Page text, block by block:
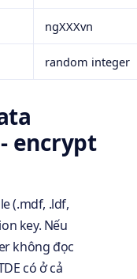
ngXXXvn
random integer
encrypt
(.mdf, .ldf,
key. Nếu
không đọc
có ở cả